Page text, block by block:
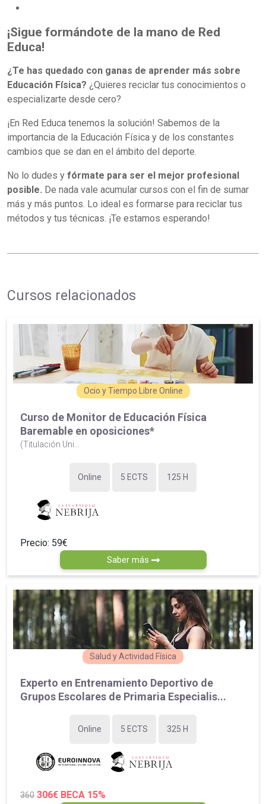
¡Sigue formándote de la mano de Red
Educa!
¿Te has quedado con ganas de aprender más sobre
Educación Física? ¿Quieres reciclar tus conocimientos o
especializarte desde cero?
¡En Red Educa tenemos la solución! Sabemos de la
importancia de la Educación Física y de los constantes
cambios que se dan en el ámbito del deporte.
No lo dudes y fórmate para ser el mejor profesional
posible. De nada vale acumular cursos con el fin de sumar
más y más puntos. Lo ideal es formarse para reciclar tus
métodos y tus técnicas. ¡Te estamos esperando!
Cursos relacionados
Ocio y Tiempo Libre Online
Curso de Monitor de Educación Física
Baremable en oposiciones*
(Titulación Uni...
Online 5 ECTS 125 H
Precio: 59€
Saber más
Salud y Actividad Física
Experto en Entrenamiento Deportivo de
Grupos Escolares de Primaria Especialis...
Online 5 ECTS 325 H
360 306€ BECA 15%